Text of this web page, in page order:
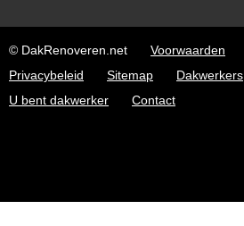
© DakRenoveren.net Voorwaarden
Privacybeleid
Sitemap Dakwerkers
U bent dakwerker
Contact